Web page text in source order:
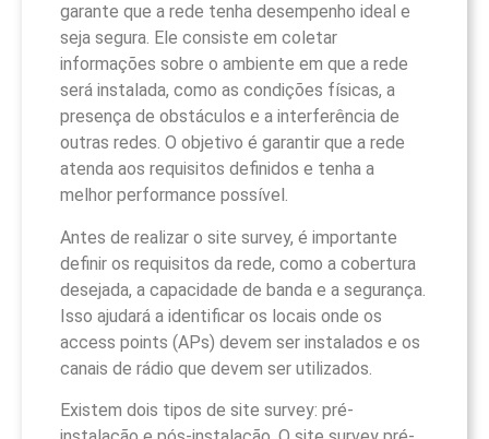
garante que a rede tenha desempenho ideal e
seja segura. Ele consiste em coletar
informações sobre o ambiente em que a rede
será instalada, como as condições físicas, a
presença de obstáculos e a interferência de
outras redes. O objetivo é garantir que a rede
atenda aos requisitos definidos e tenha a
melhor performance possível.
Antes de realizar o site survey, é importante
definir os requisitos da rede, como a cobertura
desejada, a capacidade de banda e a segurança.
Isso ajudará a identificar os locais onde os
access points (APs) devem ser instalados e os
canais de rádio que devem ser utilizados.
Existem dois tipos de site survey: pré-